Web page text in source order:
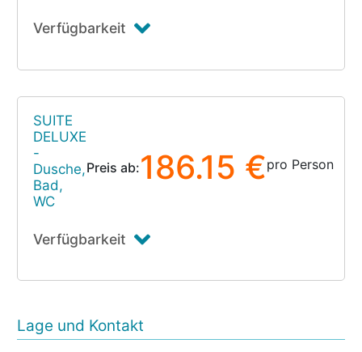
Verfügbarkeit
SUITE
DELUXE
-
Dusche,
Bad,
WC
Preis ab:186.15 €pro Person
Verfügbarkeit
Lage und Kontakt